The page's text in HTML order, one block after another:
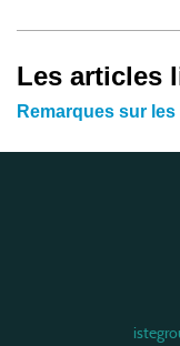
Les articles
Remarques sur